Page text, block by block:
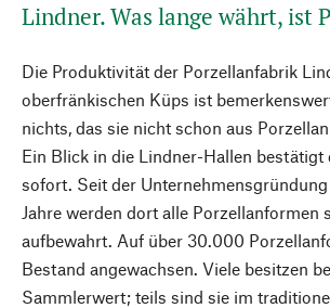
Lindner. Was lange währt, ist
Die Produktivität der Porzellanfabrik
oberfränkischen Küps ist
nichts, das sie nicht schon aus
Ein Blick in die Lindner-Hallen bestätigt
sofort. Seit der
Jahre werden dort alle Porzellanformen
aufbewahrt. Auf über 30.000
Bestand angewachsen. Viele besitzen
Sammlerwert; teils sind sie im